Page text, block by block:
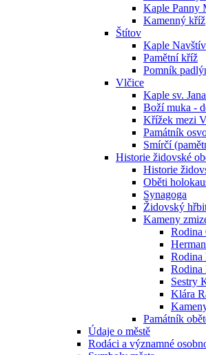
Kaple Panny
Kamenný kříž
Štítov
Kaple
Pamětní kříž
Pomník
Vlčice
Kaple sv.
Boží muka -
Křížek mezi
Památník
Smírčí
Historie židovské
Historie
Oběti
Synagoga
Židovský
Kameny
Rodina
Rodina
Rodina
Sestry
Klára
Památník
Údaje o městě
Rodáci a významné